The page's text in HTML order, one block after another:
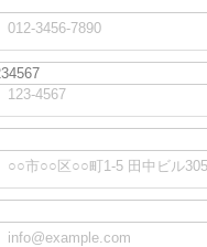
012-3456-7890
123-4567
○○市○○区○○町1-5 田中ビル305
info@example.com